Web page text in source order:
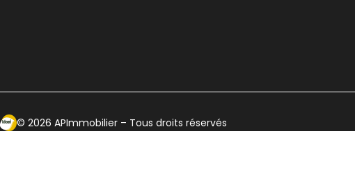
Ecosytème Ideeri
© 2026 APImmobilier – Tous droits réservés